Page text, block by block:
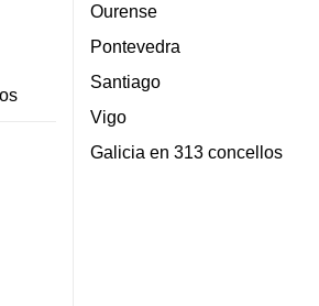
Ourense
Pontevedra
Santiago
Vigo
Galicia en 313 concellos